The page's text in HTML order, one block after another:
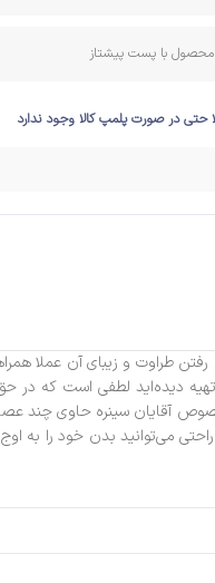
محصول با پست پیشتاز
حتی در صورت پلمپ کالا وجود ندارد
و با از بین رفتن طراوت و
دیده‌اید لطفی است که در حق
آقایان سینره حاوی چند
می‌توانید بدن خود را به